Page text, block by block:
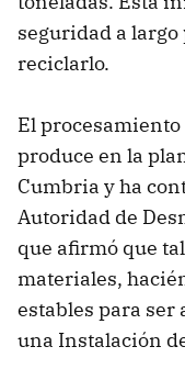
seguridad a
reciclarlo.
El
produce en la
Cumbria y ha
Autoridad de
que afirmó que
materiales,
estables para ser
una Instalación